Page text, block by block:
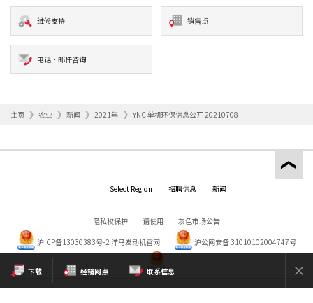
下载 经销网点 联系信息
维修支持 销售点
电话·邮件咨询
主页 农业 新闻 2021年 YNC 单机环保信息公开 20210708
Select Region 招聘信息 新闻
隐私权保护 请使用
灰色市场公告
沪ICP备13030383号-2 洋马发动机官网 沪公网安备 31010102004747号